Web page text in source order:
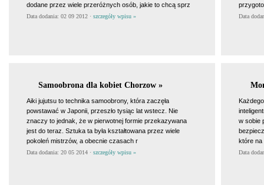
dodane przez wiele przeróżnych osób, jakie to chcą sprz
Data dodania: 02 09 2012 · szczegóły wpisu » Data
Samoobrona dla kobiet Chorzow »
Aiki jujutsu to technika samoobrony, która zaczęła
powstawać w Japonii, przeszło tysiąc lat wstecz. Nie
znaczy to jednak, że w pierwotnej formie przekazywana
jest do teraz. Sztuka ta była kształtowana przez wiele
pokoleń mistrzów, a obecnie czasach r
Data dodania: 20 05 2014 · szczegóły wpisu »
w sobie
które na
Data